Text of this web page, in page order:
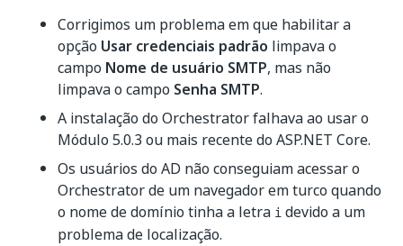
Corrigimos um problema em que habilitar a
opção Usar credenciais padrão limpava o
campo Nome de usuário SMTP, mas não
limpava o campo Senha SMTP.
A instalação do Orchestrator falhava ao usar o
Módulo 5.0.3 ou mais recente do ASP.NET Core.
Os usuários do AD não conseguiam acessar o
Orchestrator de um navegador em turco quando
o nome de domínio tinha a letra i devido a um
problema de localização.